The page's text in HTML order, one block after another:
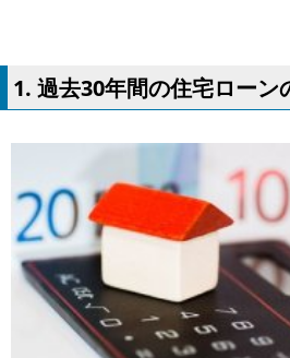
1. 過去30年間の住宅ローン